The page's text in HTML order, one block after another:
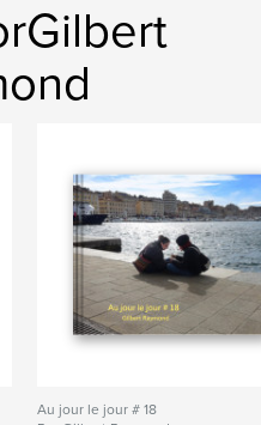
Au jour le jour # 18